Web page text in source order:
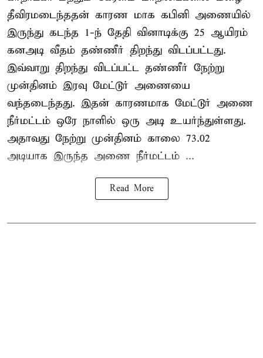
தீவிரமடைந்ததன் காரண மாக கபினி அணையில்
இருந்து கடந்த 1-ந் தேதி வினாடிக்கு 25 ஆயிரம்
கனஅடி வீதம் தண்ணீர் திறந்து விடப்பட்டது.
இவ்வாறு திறந்து விடப்பட்ட தண்ணீர் நேற்று
முன்தினம் இரவு மேட்டூர் அணையை
வந்தடைந்தது. இதன் காரணமாக மேட்டூர் அணை
நீர்மட்டம் ஒரே நாளில் ஒரு அடி உயர்ந்துள்ளது.
அதாவது நேற்று முன்தினம் காலை 73.02
அடியாக இருந்த அணை நீர்மட்டம் ...
Read More